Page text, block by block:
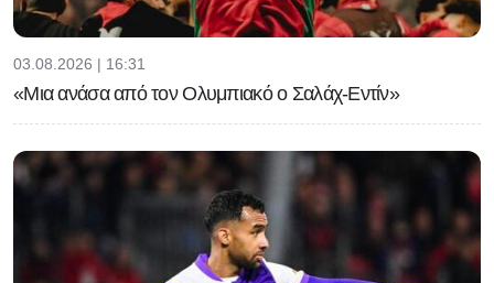
03.08.2026 | 16:31
«Μια ανάσα από τον Ολυμπιακό ο Σαλάχ-Εντίν»